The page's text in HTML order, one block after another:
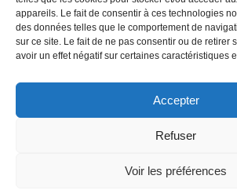
appareils. Le fait de consentir à ces technologies
des données telles que le comportement de
sur ce site. Le fait de ne pas consentir ou de retirer
avoir un effet négatif sur certaines caractéristiques
Accepter
Refuser
Voir les préférences
Validation de la commande
Panier
Boutique
Politique de cookies (EU)
2019 Tous droits réservés by CIG'Store